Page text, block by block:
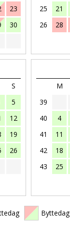
23
30
25
21
26
28
S
5
12
19
26
M
39
40
4
41
11
42
18
43
25
Byttedag